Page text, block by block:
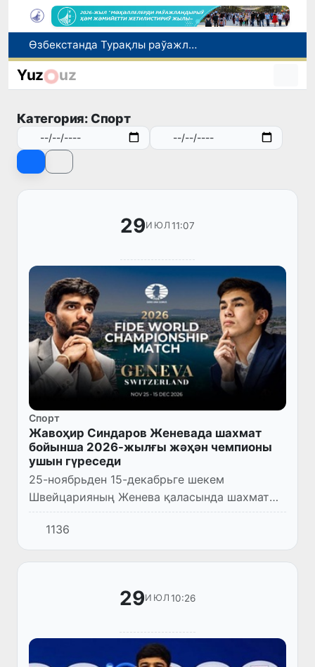
Өзбекстанда Турақлы раўажланыў мақсетлери айлығы басланды
Июль айында Миграция агентлигиниң Москва қаласындағы ўәкилханасы 1 мың 800 ден аслам Өзбекстан пуқараларына жәрдем көрсетти
Ташкент аўыр атлетика бойынша Азия чемпионатына таярланбақта
Yuz uz
Категория: Спорт
29ИЮЛ 11:07
Спорт
Жавоҳир Синдаров Женевада шахмат
бойынша 2026-жылғы жәҳән чемпионы
ушын гүреседи
25-ноябрьден 15-декабрьге шекем
Швейцарияның Женева қаласында шахмат
бойынша ФИДЕ 2026-жылғы жәҳән
чемпионы атағы ушын ҳиндстанлы әмелдеги
жәҳән чемпионы Гукеш Доммаражу ҳәм
өзбекс...
1136
29ИЮЛ 10:26